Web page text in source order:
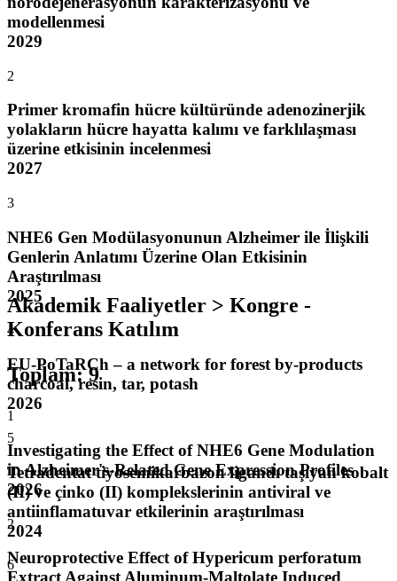
modellenmesi
2029
2
Primer kromafin hücre kültüründe adenozinerjik
yolakların hücre hayatta kalımı ve farklılaşması
üzerine etkisinin incelenmesi
2027
3
NHE6 Gen Modülasyonunun Alzheimer ile İlişkili
Genlerin Anlatımı Üzerine Olan Etkisinin
Araştırılması
2025
4
EU-PoTaRCh – a network for forest by-products
charcoal, resin, tar, potash
2026
5
Tetradentat tiyosemikarbazon ligandı taşıyan kobalt
(II) ve çinko (II) komplekslerinin antiviral ve
antiinflamatuvar etkilerinin araştırılması
2024
6
Akademik Faaliyetler > Kongre -
Konferans Katılım
Toplam:9
1
Investigating the Effect of NHE6 Gene Modulation
in Alzheimer's-Related Gene Expression Profiles
2026
2
Neuroprotective Effect of Hypericum perforatum
Extract Against Aluminum-Maltolate Induced